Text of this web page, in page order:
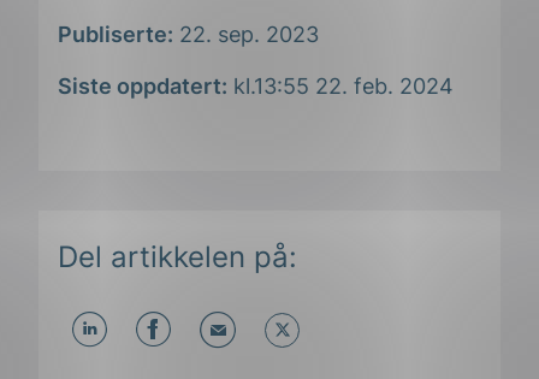
Publiserte: 22. sep. 2023
Siste oppdatert: kl.13:55 22. feb. 2024
Del artikkelen på: